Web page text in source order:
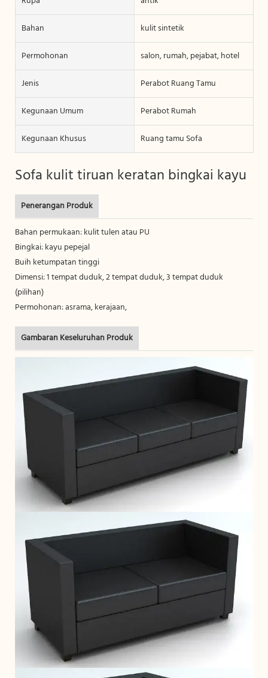
Bahan
kulit sintetik
Permohonan
salon, rumah, pejabat, hotel
Jenis
Perabot Ruang Tamu
Kegunaan Umum
Perabot Rumah
Kegunaan Khusus
Ruang tamu Sofa
Sofa kulit tiruan keratan bingkai kayu
Penerangan Produk
Bahan permukaan: kulit tulen atau PU
Bingkai: kayu pepejal
Buih ketumpatan tinggi
Dimensi: 1 tempat duduk, 2 tempat duduk, 3 tempat duduk
(pilihan)
Permohonan: asrama, kerajaan,
Gambaran Keseluruhan Produk